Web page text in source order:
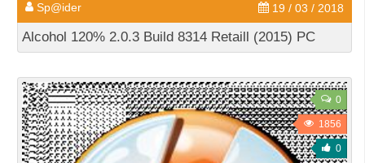
Sp@ider 19 / 03 / 2018
Alcohol 120% 2.0.3 Build 8314 Retaill (2015) РС
0
1856
0